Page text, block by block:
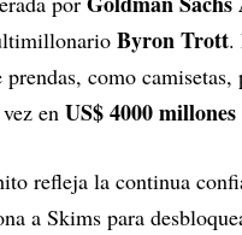
Byron Trott.
como
en US$ 4000 millones
refleja la continua
a Skims para